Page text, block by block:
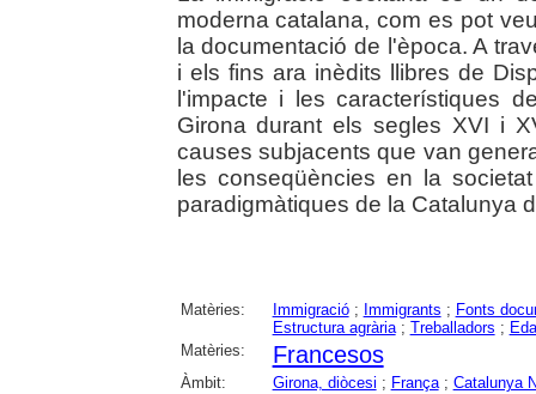
moderna catalana, com es pot
la documentació de l'època. A
i els fins ara inèdits llibres de
l'impacte i les característiques
Girona durant els segles XVI i
causes subjacents que van
les conseqüències en la
paradigmàtiques de la Catalunya
Matèries: Immigració; Immigrants ; Fonts
Estructura agrària; Treballadors ;
Matèries:
Francesos
Àmbit: Girona, diòcesi ; França; Catalunya